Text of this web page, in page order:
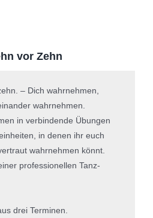
vor Zehn
– Dich wahrnehmen,
wahrnehmen.
in verbindende Übungen
in denen ihr euch
wahrnehmen könnt.
professionellen Tanz-
drei Terminen.